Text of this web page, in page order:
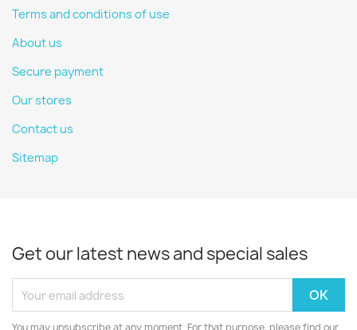
Terms and conditions of use
About us
Secure payment
Our stores
Contact us
Sitemap
Get our latest news and special sales
You may unsubscribe at any moment. For that purpose, please find our